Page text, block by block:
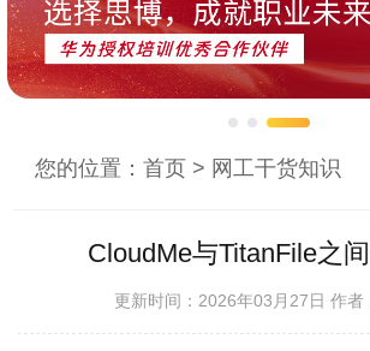
您的位置：首页 > 网工干货知识
CloudMe与TitanFile之
更新时间：2026年03月27日作者